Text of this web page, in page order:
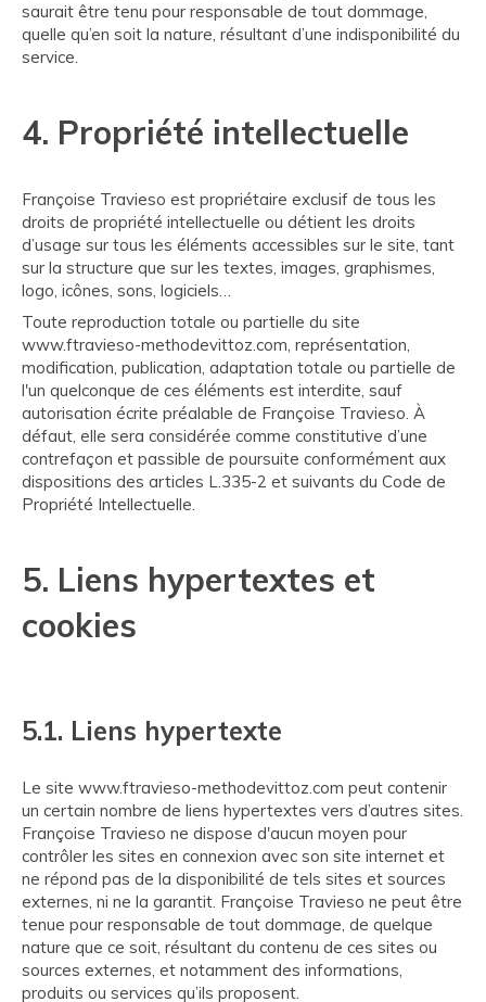
saurait être tenu pour responsable de tout dommage,
quelle qu’en soit la nature, résultant d’une indisponibilité du
service.
4. Propriété intellectuelle
Françoise Travieso est propriétaire exclusif de tous les
droits de propriété intellectuelle ou détient les droits
d’usage sur tous les éléments accessibles sur le site, tant
sur la structure que sur les textes, images, graphismes,
logo, icônes, sons, logiciels…
Toute reproduction totale ou partielle du site
www.ftravieso-methodevittoz.com, représentation,
modification, publication, adaptation totale ou partielle de
l'un quelconque de ces éléments est interdite, sauf
autorisation écrite préalable de Françoise Travieso. À
défaut, elle sera considérée comme constitutive d’une
contrefaçon et passible de poursuite conformément aux
dispositions des articles L.335-2 et suivants du Code de
Propriété Intellectuelle.
5. Liens hypertextes et
cookies
5.1. Liens hypertexte
Le site www.ftravieso-methodevittoz.com peut contenir
un certain nombre de liens hypertextes vers d’autres sites.
Françoise Travieso ne dispose d'aucun moyen pour
contrôler les sites en connexion avec son site internet et
ne répond pas de la disponibilité de tels sites et sources
externes, ni ne la garantit. Françoise Travieso ne peut être
tenue pour responsable de tout dommage, de quelque
nature que ce soit, résultant du contenu de ces sites ou
sources externes, et notamment des informations,
produits ou services qu’ils proposent.